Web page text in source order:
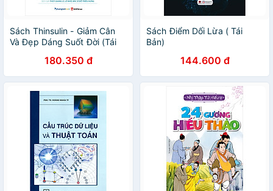
Sách Thinsulin - Giảm Cân
Và Đẹp Dáng Suốt Đời (Tái
180.350 đ
Sách Điểm Dối Lừa ( Tái
Bản)
144.600 đ